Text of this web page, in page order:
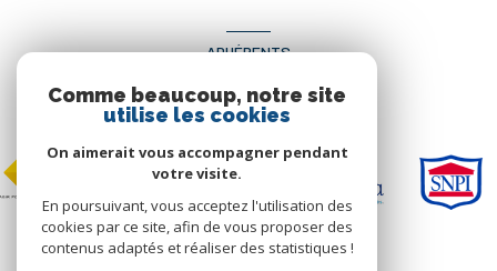
ADHÉRENTS
Nous adhérons
Comme beaucoup, notre site
utilise les cookies
On aimerait vous accompagner pendant
votre visite.
En poursuivant, vous acceptez l'utilisation des
cookies par ce site, afin de vous proposer des
contenus adaptés et réaliser des statistiques !